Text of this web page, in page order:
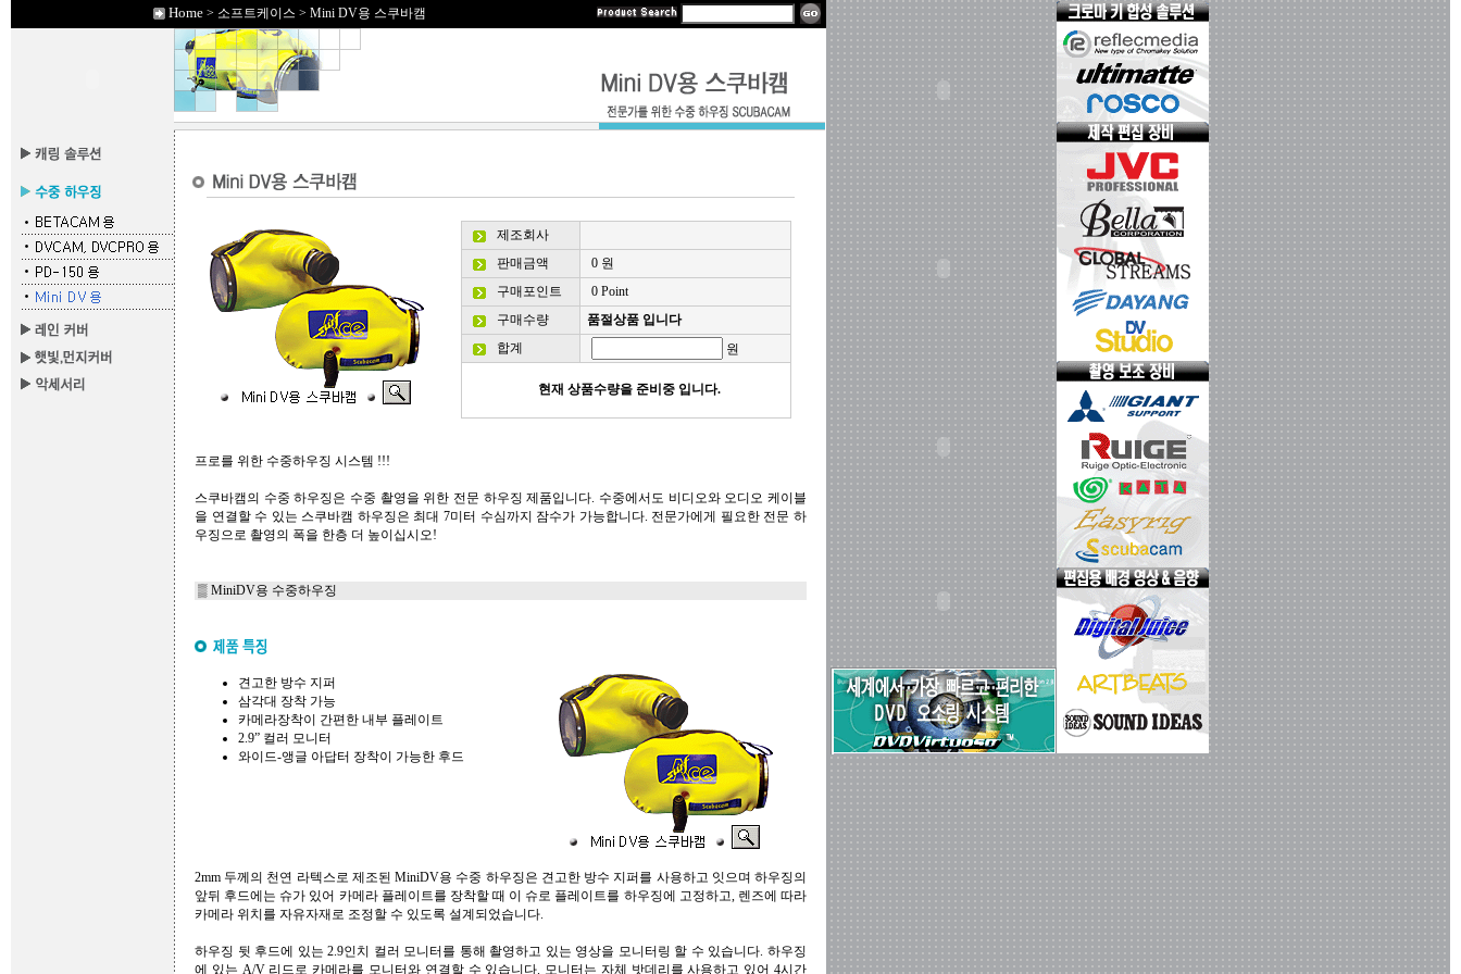
Home > 소프트케이스 > Mini DV용 스쿠바캠
제조회사
판매금액
0 원
구매포인트
0 Point
구매수량
품절상품 입니다
합계
원
현재 상품수량을 준비중 입니다.
프로를 위한 수중하우징 시스템 !!!
스쿠바캠의 수중 하우징은 수중 촬영을 위한 전문 하우징 제품입니다. 수중에서도 비디오와 오디오 케이블
을 연결할 수 있는 스쿠바캠 하우징은 최대 7미터 수심까지 잠수가 가능합니다. 전문가에게 필요한 전문 하
우징으로 촬영의 폭을 한층 더 높이십시오!
▒ MiniDV용 수중하우징
견고한 방수 지퍼
삼각대 장착 가능
카메라장착이 간편한 내부 플레이트
2.9” 컬러 모니터
와이드-앵글 아답터 장착이 가능한 후드
2mm 두께의 천연 라텍스로 제조된 MiniDV용 수중 하우징은 견고한 방수 지퍼를 사용하고 잇으며 하우징의
앞뒤 후드에는 슈가 있어 카메라 플레이트를 장착할 때 이 슈로 플레이트를 하우징에 고정하고, 렌즈에 따라
카메라 위치를 자유자재로 조정할 수 있도록 설계되었습니다.
하우징 뒷 후드에 있는 2.9인치 컬러 모니터를 통해 촬영하고 있는 영상을 모니터링 할 수 있습니다. 하우징
에 있는 A/V 리드로 카메라를 모니터와 연결할 수 있습니다. 모니터는 자체 밧데리를 사용하고 있어 4시간